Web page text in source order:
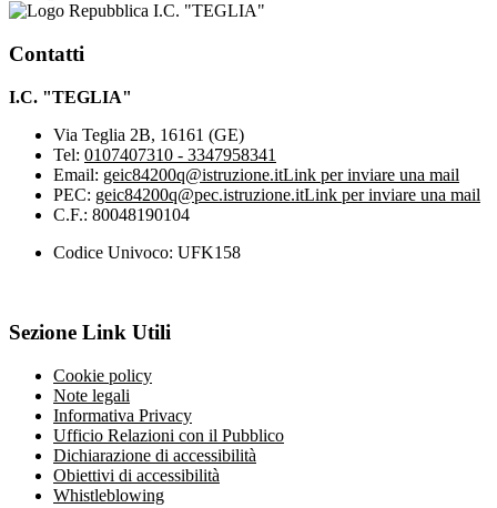
I.C. "TEGLIA"
Contatti
I.C. "TEGLIA"
Via Teglia 2B, 16161 (GE)
Tel: 0107407310 - 3347958341
Email: geic84200q@istruzione.itLink per inviare una mail
PEC: geic84200q@pec.istruzione.itLink per inviare una mail
C.F.: 80048190104
Codice Univoco: UFK158
Sezione Link Utili
Cookie policy
Note legali
Informativa Privacy
Ufficio Relazioni con il Pubblico
Dichiarazione di accessibilità
Obiettivi di accessibilità
Whistleblowing